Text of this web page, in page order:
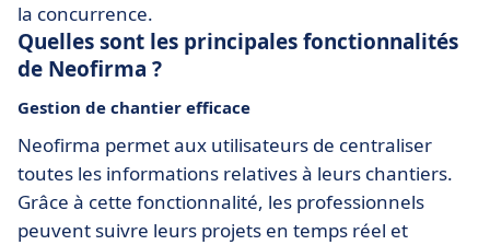
la concurrence.
Quelles sont les principales fonctionnalités
de Neofirma ?
Gestion de chantier efficace
Neofirma permet aux utilisateurs de centraliser
toutes les informations relatives à leurs chantiers.
Grâce à cette fonctionnalité, les professionnels
peuvent suivre leurs projets en temps réel et